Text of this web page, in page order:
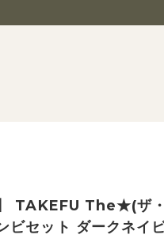
】 TAKEFU The★(ザ
ビセット ダークネイ